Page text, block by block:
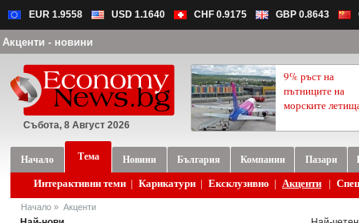
EUR 1.9558 USD 1.1640 CHF 0.9175 GBP 0.8643
Акценти - новини
Събота, 8 Август 2026
9% ръст на
пътниците на
морските
Начало Тема Новини България Компании Пазари
Интерактивни теми | Карикатури | Ексклузивно | Акценти |
Начало » Акценти